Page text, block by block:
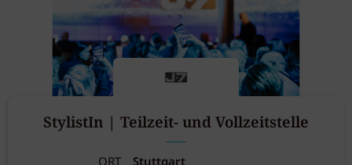
StylistIn | Teilzeit- und Vollzeitstelle